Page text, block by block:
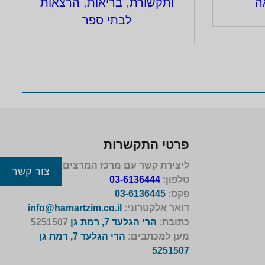
פרטי התקשרות
ליצירת קשר עם מרכז המרצים לישראל
טלפון:03-6136444
פקס:03-6136445
דואר אלקטרוני: info@hamartzim.co.il
כתובת: הרי הגלעד 7, רמת גן
מען למכתבים:
הרי הגלעד 7, רמת גן
5251507
צור קשר